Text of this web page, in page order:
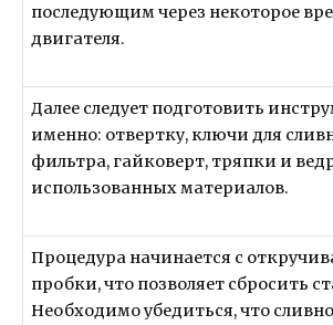
последующим через некоторое
двигателя.
Далее следует подготовить
именно: отвертку, ключи для
фильтра, гайковерт, тряпки и
использованных материалов.
Процедура начинается с
пробки, что позволяет сбросить
Необходимо убедиться, что